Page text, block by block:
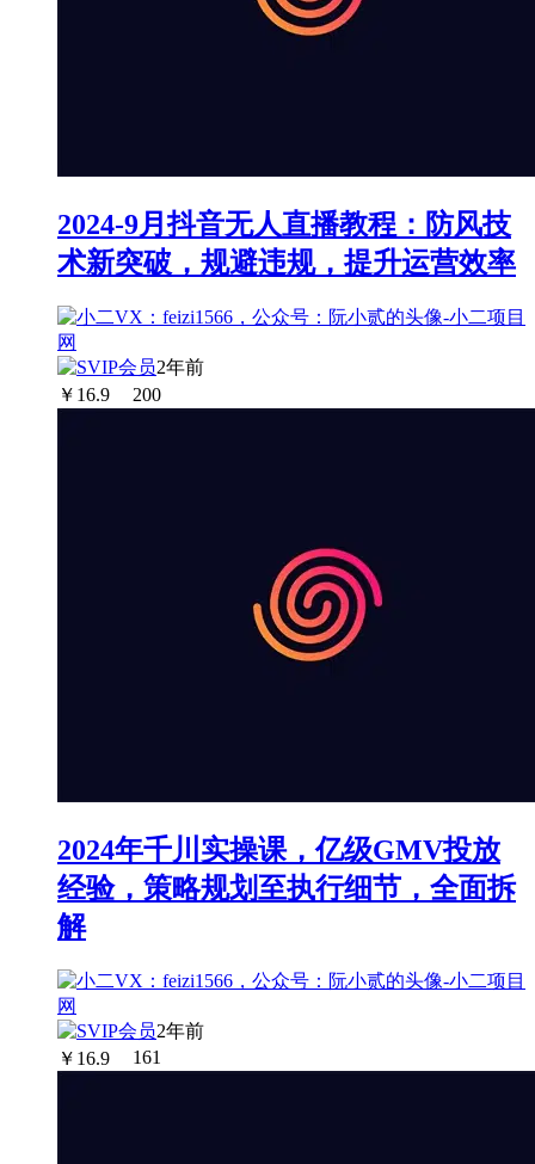
2024-9月抖音无人直播教程：防风技
术新突破，规避违规，提升运营效率
2年前
￥ 16.9 200
2024年千川实操课，亿级GMV投放
经验，策略规划至执行细节，全面拆
解
2年前
￥ 16.9 161